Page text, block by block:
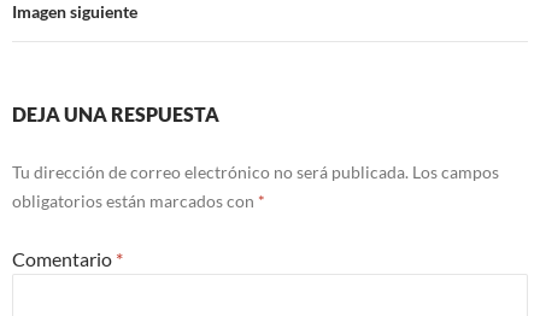
Imagen siguiente
DEJA UNA RESPUESTA
Tu dirección de correo electrónico no será publicada. Los campos
obligatorios están marcados con *
Comentario *